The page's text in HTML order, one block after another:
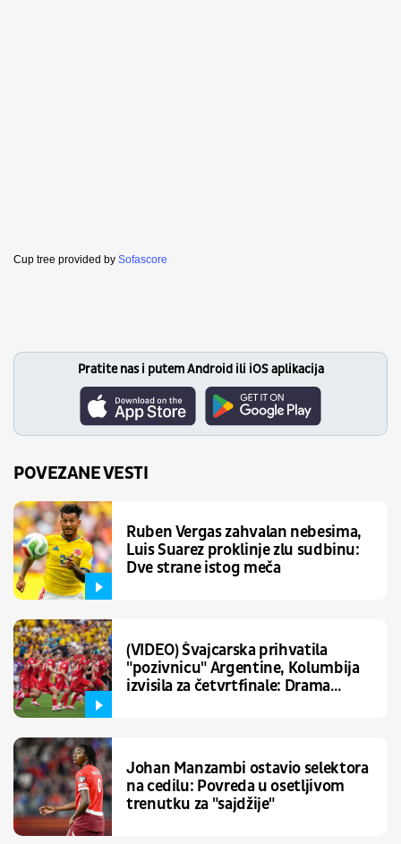
Cup tree provided by Sofascore
Pratite nas i putem Android ili iOS aplikacija
POVEZANE VESTI
Ruben Vergas zahvalan nebesima,
Luis Suarez proklinje zlu sudbinu:
Dve strane istog meča
(VIDEO) Švajcarska prihvatila
"pozivnicu" Argentine, Kolumbija
izvisila za četvrtfinale: Drama
Johan Manzambi ostavio selektora
na cedilu: Povreda u osetljivom
trenutku za "sajdžije"